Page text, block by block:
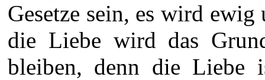
Gesetze sein, es wird
die Liebe wird das
bleiben, denn die Liebe